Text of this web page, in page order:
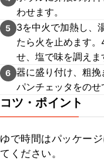
わせます。
5
3を中火で加熱し、
たら火を止めます
せ、塩で味を調えま
6 器に盛り付け、粗
パンチェッタをのせ
コツ・ポイント
ゆで時間はパッケー
てください。